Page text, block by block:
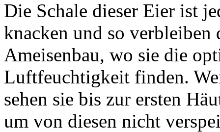
Die Schale dieser Eier ist
knacken und so
Ameisenbau, wo sie die
Luftfeuchtigkeit finden.
sehen sie bis zur ersten
um von diesen nicht